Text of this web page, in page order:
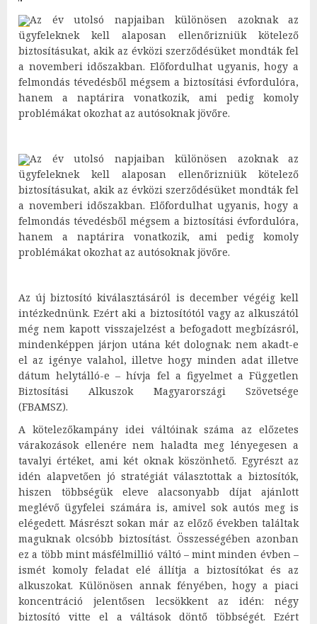
Az év utolsó napjaiban különösen azoknak az
ügyfeleknek kell alaposan ellenőrizniük kötelező
biztosításukat, akik az évközi szerződésüket mondták fel
a novemberi időszakban. Előfordulhat ugyanis, hogy a
felmondás tévedésből mégsem a biztosítási évfordulóra,
hanem a naptárira vonatkozik, ami pedig komoly
problémákat okozhat az autósoknak jövőre.
Az év utolsó napjaiban különösen azoknak az
ügyfeleknek kell alaposan ellenőrizniük kötelező
biztosításukat, akik az évközi szerződésüket mondták fel
a novemberi időszakban. Előfordulhat ugyanis, hogy a
felmondás tévedésből mégsem a biztosítási évfordulóra,
hanem a naptárira vonatkozik, ami pedig komoly
problémákat okozhat az autósoknak jövőre.
Az új biztosító kiválasztásáról is december végéig kell
intézkednünk. Ezért aki a biztosítótól vagy az alkuszától
még nem kapott visszajelzést a befogadott megbízásról,
mindenképpen járjon utána két dolognak: nem akadt-e
el az igénye valahol, illetve hogy minden adat illetve
dátum helytálló-e – hívja fel a figyelmet a Független
Biztosítási Alkuszok Magyarországi Szövetsége
(FBAMSZ).
A kötelezőkampány idei váltóinak száma az előzetes
várakozások ellenére nem haladta meg lényegesen a
tavalyi értéket, ami két oknak köszönhető. Egyrészt az
idén alapvetően jó stratégiát választottak a biztosítók,
hiszen többségük eleve alacsonyabb díjat ajánlott
meglévő ügyfelei számára is, amivel sok autós meg is
elégedett. Másrészt sokan már az előző években találtak
maguknak olcsóbb biztosítást. Összességében azonban
ez a több mint másfélmillió váltó – mint minden évben –
ismét komoly feladat elé állítja a biztosítókat és az
alkuszokat. Különösen annak fényében, hogy a piaci
koncentráció jelentősen lecsökkent az idén: négy
biztosító vitte el a váltások döntő többségét. Ezért